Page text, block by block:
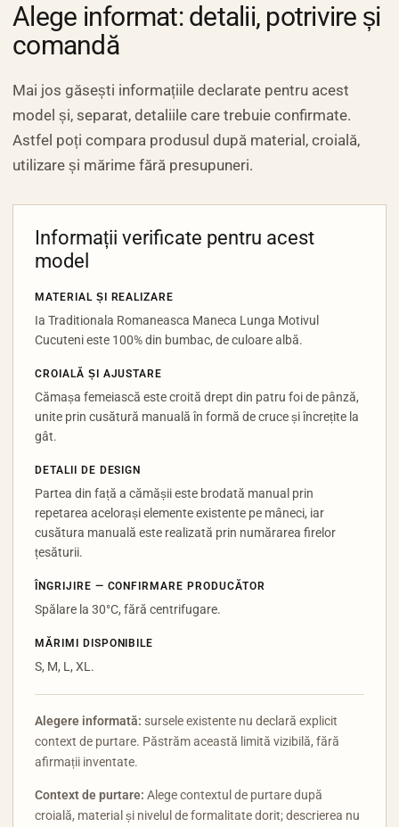
Alege informat: detalii, potrivire și
comandă
Mai jos găsești informațiile declarate pentru acest
model și, separat, detaliile care trebuie confirmate.
Astfel poți compara produsul după material, croială,
utilizare și mărime fără presupuneri.
Informații verificate pentru acest
model
MATERIAL ȘI REALIZARE
Ia Traditionala Romaneasca Maneca Lunga Motivul
Cucuteni este 100% din bumbac, de culoare albă.
CROIALĂ ȘI AJUSTARE
Cămașa femeiască este croită drept din patru foi de pânză,
unite prin cusătură manuală în formă de cruce și încrețite la
gât.
DETALII DE DESIGN
Partea din față a cămășii este brodată manual prin
repetarea acelorași elemente existente pe mâneci, iar
cusătura manuală este realizată prin numărarea firelor
țesăturii.
ÎNGRIJIRE — CONFIRMARE PRODUCĂTOR
Spălare la 30°C, fără centrifugare.
MĂRIMI DISPONIBILE
S, M, L, XL.
Alegere informată: sursele existente nu declară explicit
context de purtare. Păstrăm această limită vizibilă, fără
afirmații inventate.
Context de purtare: Alege contextul de purtare după
croială, material și nivelul de formalitate dorit; descrierea nu